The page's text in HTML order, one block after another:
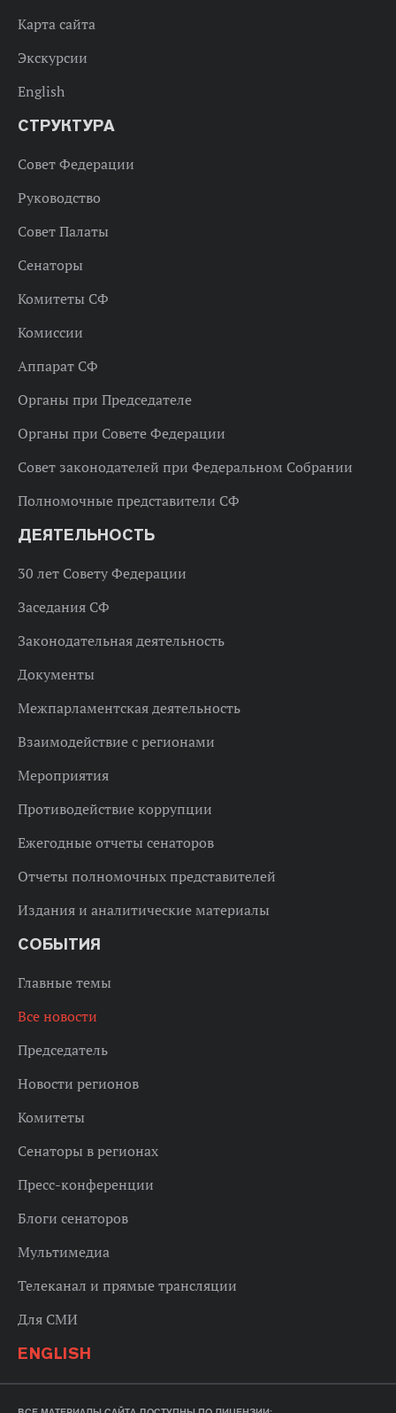
Карта сайта
Экскурсии
English
СТРУКТУРА
Совет Федерации
Руководство
Совет Палаты
Сенаторы
Комитеты СФ
Комиссии
Аппарат СФ
Органы при Председателе
Органы при Совете Федерации
Совет законодателей при Федеральном Собрании
Полномочные представители СФ
ДЕЯТЕЛЬНОСТЬ
30 лет Совету Федерации
Заседания СФ
Законодательная деятельность
Документы
Межпарламентская деятельность
Взаимодействие с регионами
Мероприятия
Противодействие коррупции
Ежегодные отчеты сенаторов
Отчеты полномочных представителей
Издания и аналитические материалы
СОБЫТИЯ
Главные темы
Все новости
Председатель
Новости регионов
Комитеты
Сенаторы в регионах
Пресс-конференции
Блоги сенаторов
Мультимедиа
Телеканал и прямые трансляции
Для СМИ
ENGLISH